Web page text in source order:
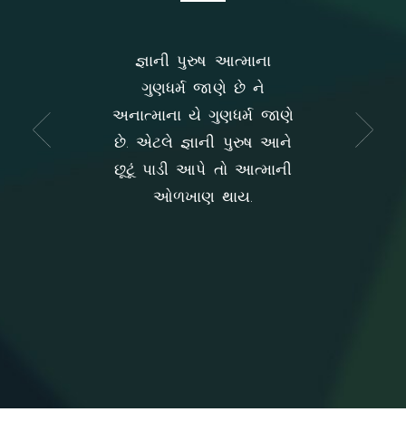
જ્ઞાની પુરુષ આત્માના
ગુણધર્મ જાણે છે ને
અનાત્માના યે ગુણધર્મ જાણે
છે. એટલે જ્ઞાની પુરુષ આને
છૂટૂં પાડી આપે તો આત્માની
ઓળખાણ થાય.
ક્રીયેટેડ ધીઝ
આર ટુ